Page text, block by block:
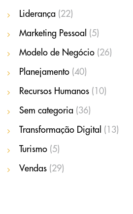
Liderança (22)
Marketing Pessoal (5)
Modelo de Negócio (26)
Planejamento (40)
Recursos Humanos (10)
Sem categoria (36)
Transformação Digital (13)
Turismo (5)
Vendas (29)